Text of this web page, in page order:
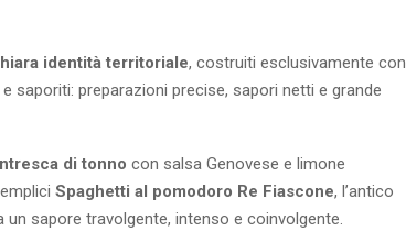
identità territoriale, costruiti esclusivamente con
saporiti: preparazioni precise, sapori netti e grande
di tonno con salsa Genovese e limone
Spaghetti al pomodoro Re Fiascone, l’antico
sapore travolgente, intenso e coinvolgente.